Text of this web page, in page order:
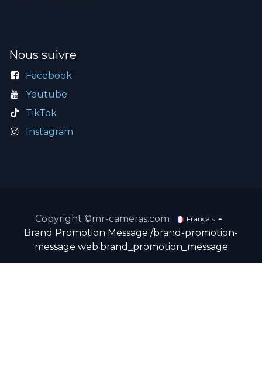
Nous suivre
Facebook
Youtube
TikTok
Instagram
Copyright ©mr-cameras.com Français
Brand Promotion Message /brand-promotion-
message web.brand_promotion_message